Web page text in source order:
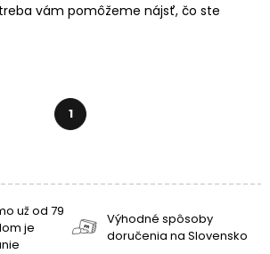
vám pomôžeme nájsť, čo ste
1
už od 79
je
Výhodné spôsoby
doručenia na Slovensko